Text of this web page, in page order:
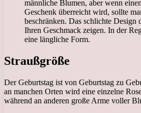
männliche Blumen, aber wenn
Geschenk überreicht wird, sollte
beschränken. Das schlichte
Ihren Geschmack zeigen. In der
eine längliche Form.
Straußgröße
Der Geburtstag ist von Geburtstag zu
an manchen Orten wird eine einzelne
während an anderen große Arme voller